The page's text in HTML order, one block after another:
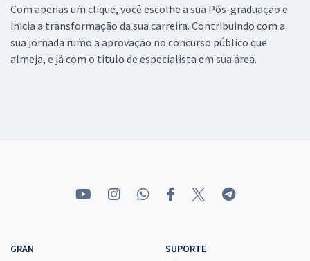
Com apenas um clique, você escolhe a sua Pós-graduação e
inicia a transformação da sua carreira. Contribuindo com a
sua jornada rumo a aprovação no concurso público que
almeja, e já com o título de especialista em sua área.
GRAN
SUPORTE